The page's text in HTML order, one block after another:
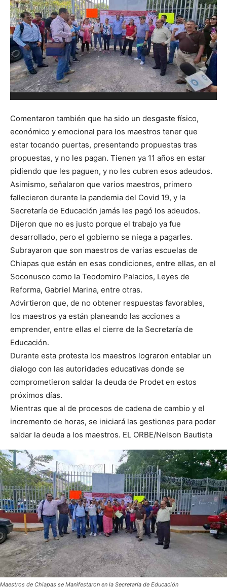
Comentaron también que ha sido un desgaste físico,
económico y emocional para los maestros tener que
estar tocando puertas, presentando propuestas tras
propuestas, y no les pagan. Tienen ya 11 años en estar
pidiendo que les paguen, y no les cubren esos adeudos.
Asimismo, señalaron que varios maestros, primero
fallecieron durante la pandemia del Covid 19, y la
Secretaría de Educación jamás les pagó los adeudos.
Dijeron que no es justo porque el trabajo ya fue
desarrollado, pero el gobierno se niega a pagarles.
Subrayaron que son maestros de varias escuelas de
Chiapas que están en esas condiciones, entre ellas, en el
Soconusco como la Teodomiro Palacios, Leyes de
Reforma, Gabriel Marina, entre otras.
Advirtieron que, de no obtener respuestas favorables,
los maestros ya están planeando las acciones a
emprender, entre ellas el cierre de la Secretaría de
Educación.
Durante esta protesta los maestros lograron entablar un
dialogo con las autoridades educativas donde se
comprometieron saldar la deuda de Prodet en estos
próximos días.
Mientras que al de procesos de cadena de cambio y el
incremento de horas, se iniciará las gestiones para poder
saldar la deuda a los maestros. EL ORBE/Nelson Bautista
Maestros de Chiapas se Manifestaron en la Secretaría de Educación